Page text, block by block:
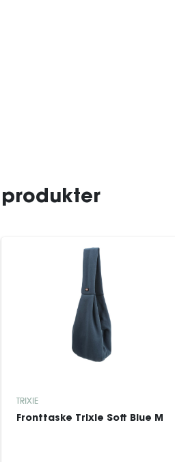
TRIXIE
Fronttaske Trixie Soft Blue M